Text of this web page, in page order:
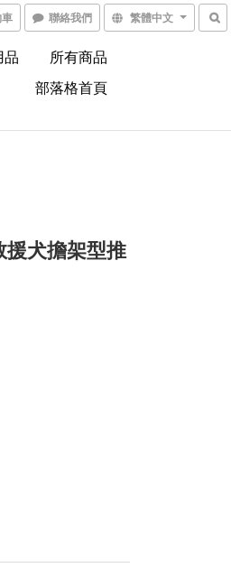
聯絡我們 繁體中文
品
所有商品
部落格首頁
犬擔架型推